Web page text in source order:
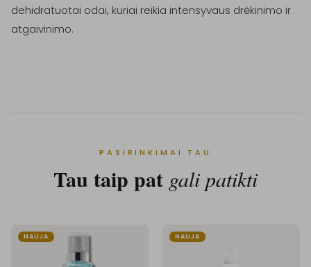
dehidratuotai odai, kuriai reikia intensyvaus drėkinimo ir
atgaivinimo.
PASIRINKIMAI TAU
Tau taip pat gali patikti
NAUJA NAUJA